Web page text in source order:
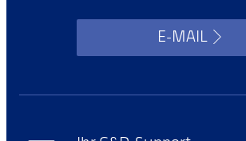
E-MAIL